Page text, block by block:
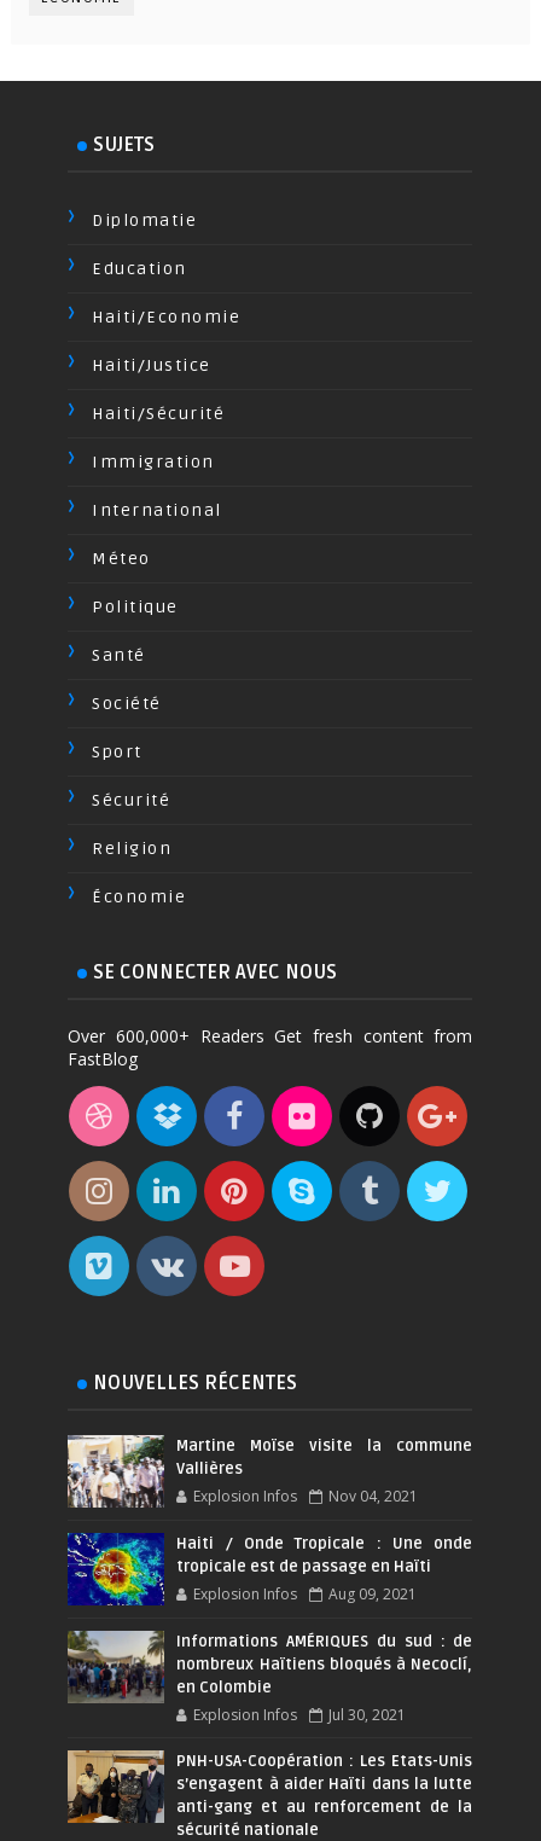
SUJETS
Diplomatie
Education
Haiti/Economie
Haiti/Justice
Haiti/Sécurité
Immigration
International
Méteo
Politique
Santé
Société
Sport
Sécurité
Religion
Économie
SE CONNECTER AVEC NOUS
Over 600,000+ Readers Get fresh content from
FastBlog
NOUVELLES RÉCENTES
Martine Moïse visite la commune
Vallières
Explosion Infos Nov 04, 2021
Haiti / Onde Tropicale : Une onde
tropicale est de passage en Haïti
Explosion Infos Aug 09, 2021
Informations AMÉRIQUES du sud : de
nombreux Haïtiens bloqués à Necoclí,
en Colombie
Explosion Infos Jul 30, 2021
PNH-USA-Coopération : Les Etats-Unis
s’engagent à aider Haïti dans la lutte
anti-gang et au renforcement de la
sécurité nationale